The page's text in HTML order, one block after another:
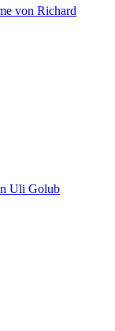
von Richard
Uli Golub